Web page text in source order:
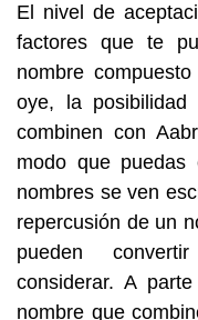
El nivel de
factores que te
nombre
oye, la
combinen con
modo que
nombres se ven
repercusión de un
pueden
considerar. A
nombre que